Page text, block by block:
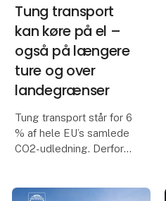
Tung transport
kan køre på el –
også på længere
ture og over
landegrænser
Tung transport står for 6
% af hele EU’s samlede
CO2-udledning. Derfor
den del af